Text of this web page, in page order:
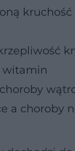
kruchość
witamin
a choroby